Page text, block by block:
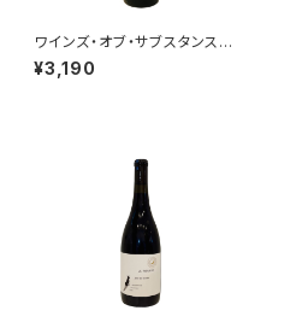
ワインズ・オブ・サブスタンス
カベルネ・ソーヴィニヨン 2022
¥3,190